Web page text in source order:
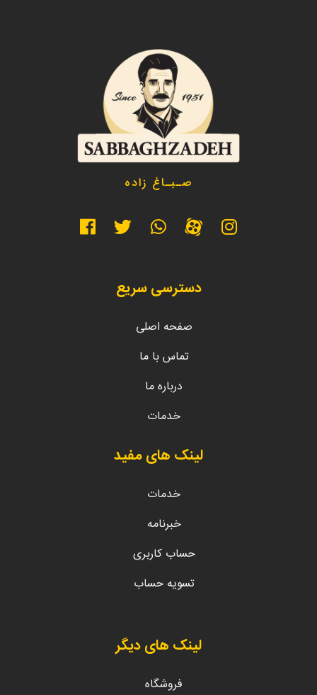
صـبـاغ زاده
دسترسی سریع
صفحه اصلی
تماس با ما
درباره ما
خدمات
لینک های مفید
خدمات
خبرنامه
حساب کاربری
تسویه حساب
لینک های دیگر
فروشگاه